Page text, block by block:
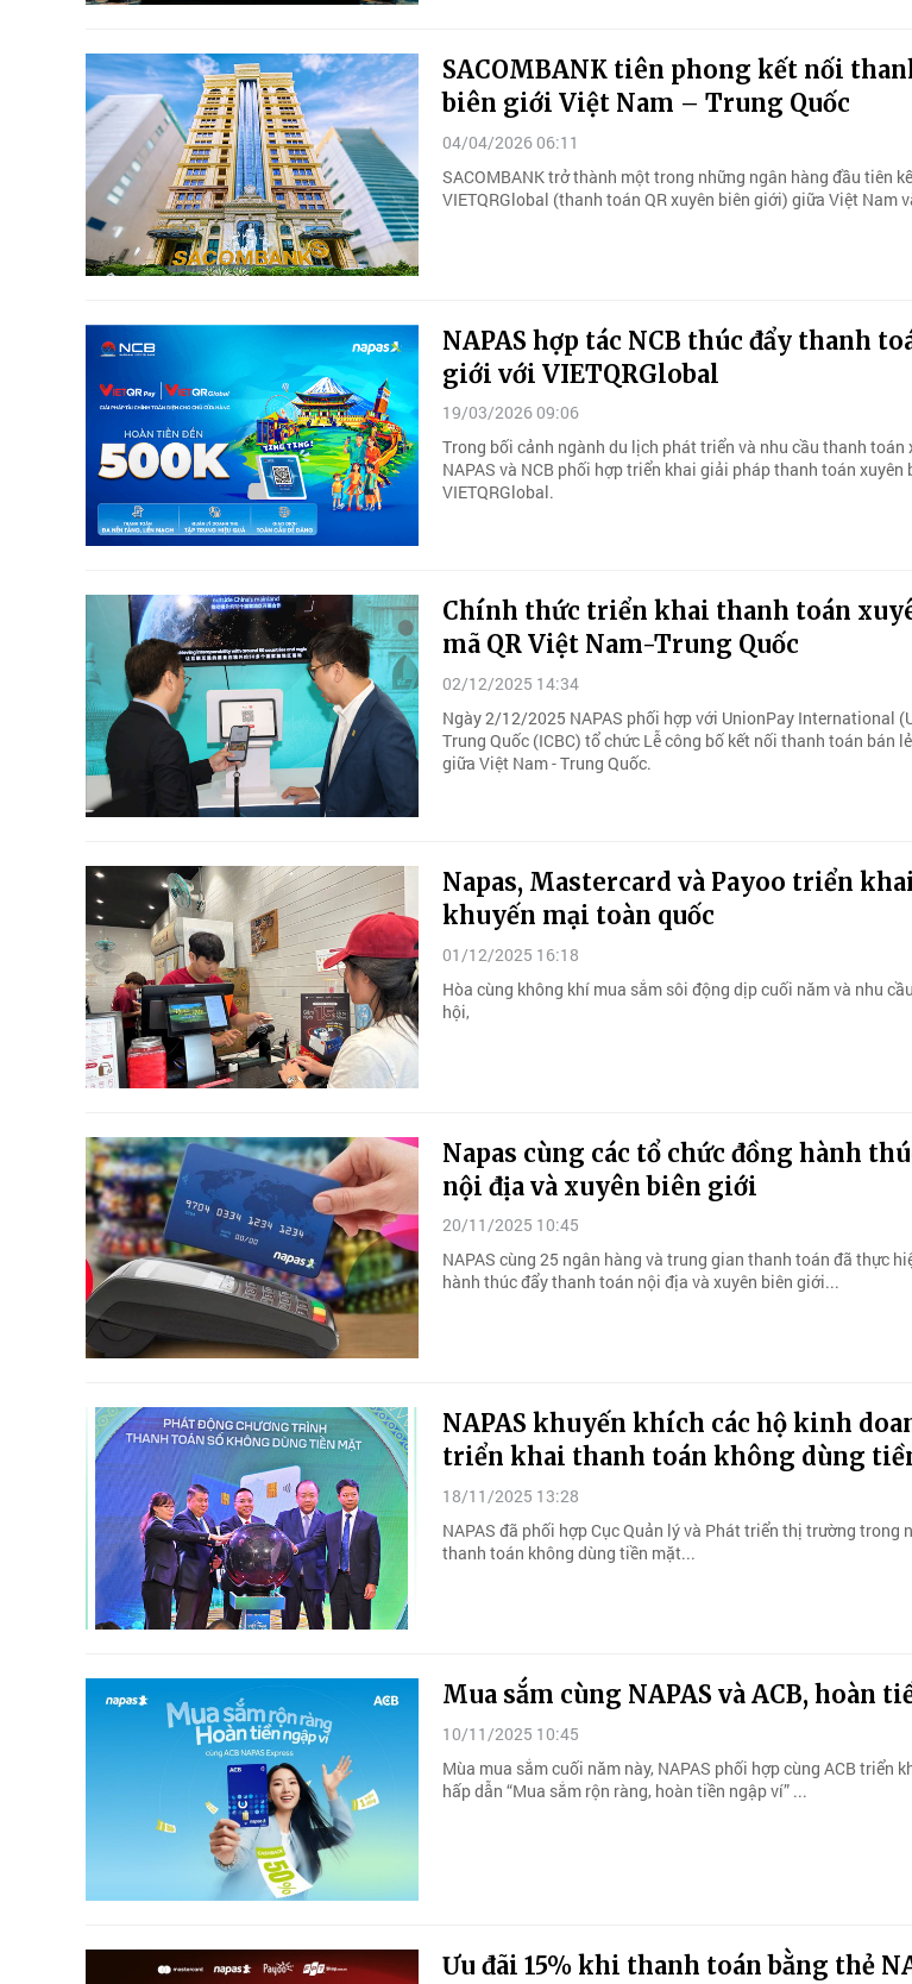
SACOMBANK tiên phong kết nối
biên giới Việt Nam – Trung Quốc
04/04/2026 06:11
SACOMBANK trở thành một trong những ngân hàng đầu tiên
VIETQRGlobal (thanh toán QR xuyên biên giới) giữa Việt Nam
NAPAS hợp tác NCB thúc đẩy thanh
giới với VIETQRGlobal
19/03/2026 09:06
Trong bối cảnh ngành du lịch phát triển và nhu cầu thanh toán
NAPAS và NCB phối hợp triển khai giải pháp thanh toán xuyên
VIETQRGlobal.
Chính thức triển khai thanh toán
mã QR Việt Nam-Trung Quốc
02/12/2025 14:34
Ngày 2/12/2025 NAPAS phối hợp với UnionPay International
Trung Quốc (ICBC) tổ chức Lễ công bố kết nối thanh toán bán
giữa Việt Nam - Trung Quốc.
Napas, Mastercard và Payoo triển
khuyến mại toàn quốc
01/12/2025 16:18
Hòa cùng không khí mua sắm sôi động dịp cuối năm và nhu
hội,
Napas cùng các tổ chức đồng hành
nội địa và xuyên biên giới
20/11/2025 10:45
NAPAS cùng 25 ngân hàng và trung gian thanh toán đã thực
hành thúc đẩy thanh toán nội địa và xuyên biên giới...
NAPAS khuyến khích các hộ kinh
triển khai thanh toán không dùng
18/11/2025 13:28
NAPAS đã phối hợp Cục Quản lý và Phát triển thị trường trong
thanh toán không dùng tiền mặt...
Mua sắm cùng NAPAS và ACB, hoàn
10/11/2025 10:45
Mùa mua sắm cuối năm này, NAPAS phối hợp cùng ACB triển
hấp dẫn “Mua sắm rộn ràng, hoàn tiền ngập ví” ...
Ưu đãi 15% khi thanh toán bằng thẻ